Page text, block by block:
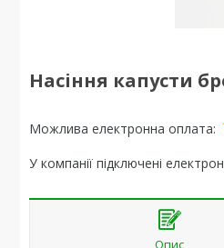
Насіння капусти
У компанії підключені
Опис